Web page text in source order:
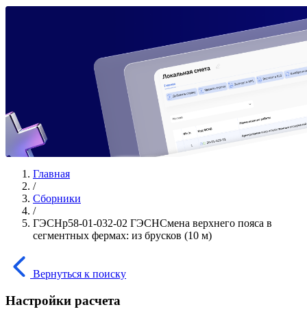
Главная
/
Сборники
/
ГЭСНр58-01-032-02 ГЭСНСмена верхнего пояса в
сегментных фермах: из брусков (10 м)
Вернуться к поиску
Настройки расчета